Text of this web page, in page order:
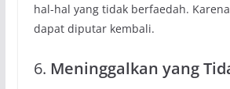
hal-hal yang tidak berfaedah.
dapat diputar kembali.
6. Meninggalkan yang